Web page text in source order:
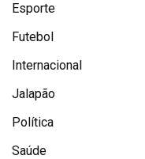
Esporte
Futebol
Internacional
Jalapão
Política
Saúde